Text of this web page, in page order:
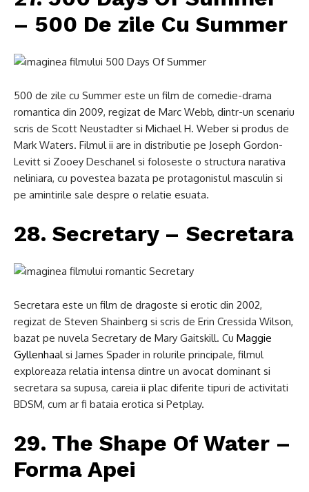
– 500 De zile Cu Summer
500 de zile cu Summer este un film de comedie-drama
romantica din 2009, regizat de Marc Webb, dintr-un scenariu
scris de Scott Neustadter si Michael H. Weber si produs de
Mark Waters. Filmul ii are in distributie pe Joseph Gordon-
Levitt si Zooey Deschanel si foloseste o structura narativa
neliniara, cu povestea bazata pe protagonistul masculin si
pe amintirile sale despre o relatie esuata.
28. Secretary – Secretara
Secretara este un film de dragoste si erotic din 2002,
regizat de Steven Shainberg si scris de Erin Cressida Wilson,
bazat pe nuvela Secretary de Mary Gaitskill. Cu Maggie
Gyllenhaalsi James Spader in rolurile principale, filmul
exploreaza relatia intensa dintre un avocat dominant si
secretara sa supusa, careia ii plac diferite tipuri de activitati
BDSM, cum ar fi bataia erotica si Petplay.
29. The Shape Of Water –
Forma Apei